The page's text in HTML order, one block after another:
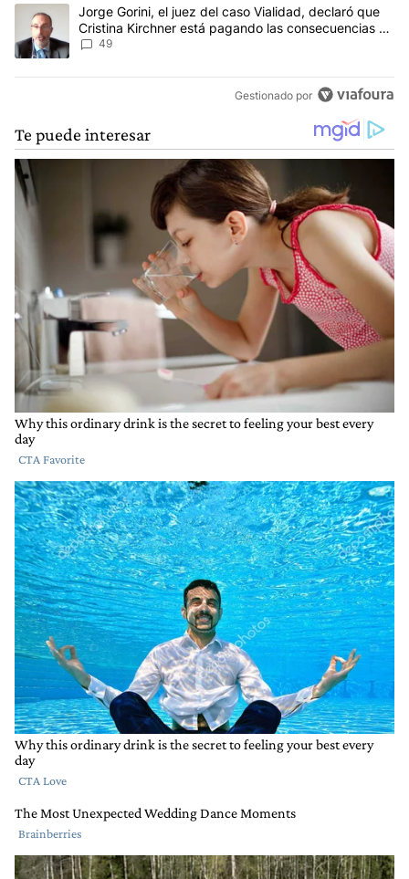
Un artículo de tendencia con el título "Jorge Gorini, el juez del
Jorge Gorini, el juez del caso Vialidad, declaró que
Cristina Kirchner está pagando las consecuencias de
cometer "un delito comprobado"
49
Gestionado por